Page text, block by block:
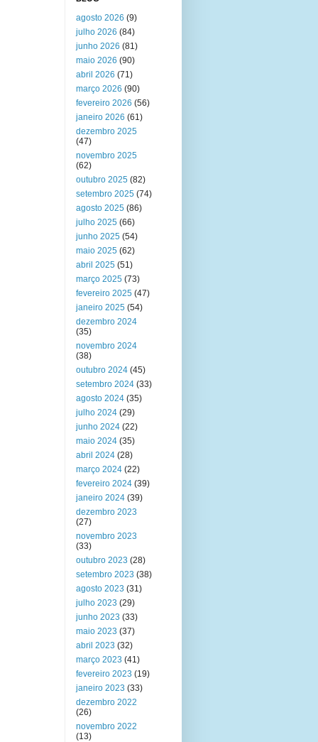
agosto 2026 (9)
julho 2026 (84)
junho 2026 (81)
maio 2026 (90)
abril 2026 (71)
março 2026 (90)
fevereiro 2026 (56)
janeiro 2026 (61)
dezembro 2025
(47)
novembro 2025
(62)
outubro 2025 (82)
setembro 2025 (74)
agosto 2025 (86)
julho 2025 (66)
junho 2025 (54)
maio 2025 (62)
abril 2025 (51)
março 2025 (73)
fevereiro 2025 (47)
janeiro 2025 (54)
dezembro 2024
(35)
novembro 2024
(38)
outubro 2024 (45)
setembro 2024 (33)
agosto 2024 (35)
julho 2024 (29)
junho 2024 (22)
maio 2024 (35)
abril 2024 (28)
março 2024 (22)
fevereiro 2024 (39)
janeiro 2024 (39)
dezembro 2023
(27)
novembro 2023
(33)
outubro 2023 (28)
setembro 2023 (38)
agosto 2023 (31)
julho 2023 (29)
junho 2023 (33)
maio 2023 (37)
abril 2023 (32)
março 2023 (41)
fevereiro 2023 (19)
janeiro 2023 (33)
dezembro 2022
(26)
novembro 2022
(13)